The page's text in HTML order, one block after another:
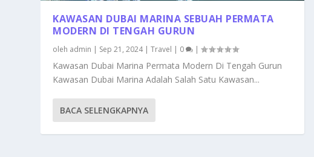
KAWASAN DUBAI MARINA SEBUAH PERMATA
MODERN DI TENGAH GURUN
oleh admin | Sep 21, 2024|Travel | 0 |
Kawasan Dubai Marina Permata Modern Di Tengah Gurun
Kawasan Dubai Marina Adalah Salah Satu Kawasan...
BACA SELENGKAPNYA